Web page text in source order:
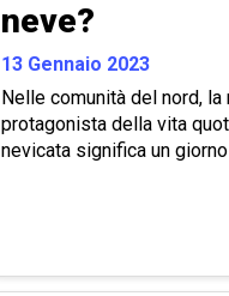
neve?
13 Gennaio 2023
Nelle comunità del nord,
protagonista della vita
nevicata significa un giorno